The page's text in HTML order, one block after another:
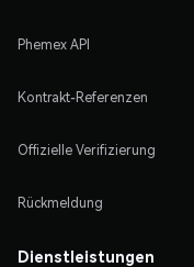
Phemex API
Kontrakt-Referenzen
Offizielle Verifizierung
Rückmeldung
Dienstleistungen